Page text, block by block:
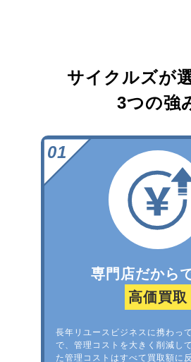
サイクルズが
3つの強
専門店だから
高価買取
長年リユースビジネスに携わっ
で、管理コストを大きく削減し
た管理コストはすべて買取額に